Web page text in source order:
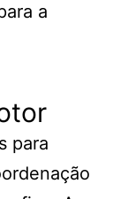
a
para